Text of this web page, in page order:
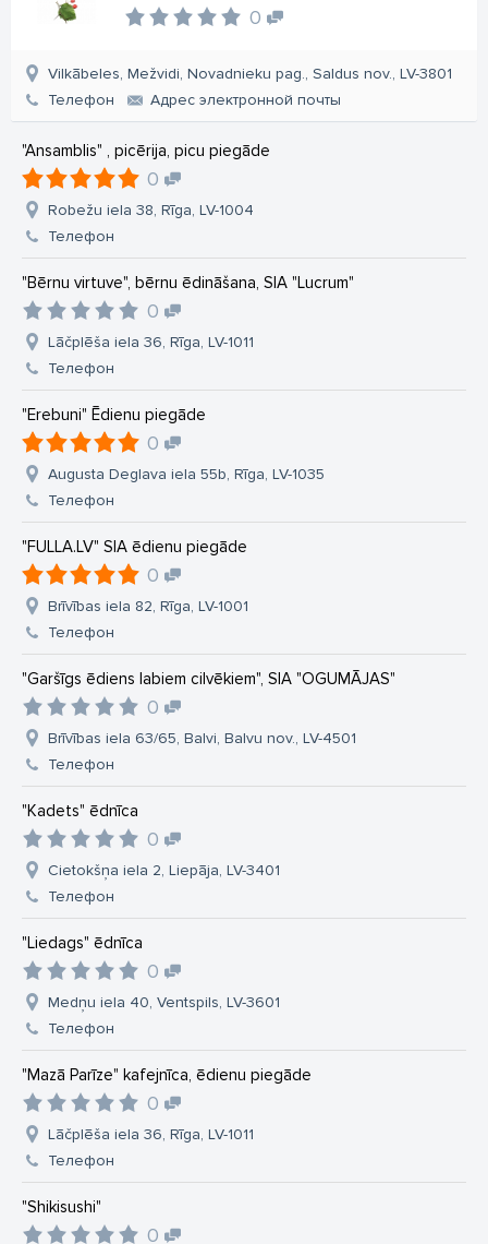
0
Vilkābeles, Mežvidi, Novadnieku pag., Saldus nov., LV-3801
Телефон
Aдрес электронной почты
"Ansamblis" , picērija, picu piegāde
0
Robežu iela 38, Rīga, LV-1004
Телефон
"Bērnu virtuve", bērnu ēdināšana, SIA "Lucrum"
0
Lāčplēša iela 36, Rīga, LV-1011
Телефон
"Erebuni" Ēdienu piegāde
0
Augusta Deglava iela 55b, Rīga, LV-1035
Телефон
"FULLA.LV" SIA ēdienu piegāde
0
Brīvības iela 82, Rīga, LV-1001
Телефон
"Garšīgs ēdiens labiem cilvēkiem", SIA "OGUMĀJAS"
0
Brīvības iela 63/65, Balvi, Balvu nov., LV-4501
Телефон
"Kadets" ēdnīca
0
Cietokšņa iela 2, Liepāja, LV-3401
Телефон
"Liedags" ēdnīca
0
Medņu iela 40, Ventspils, LV-3601
Телефон
"Mazā Parīze" kafejnīca, ēdienu piegāde
0
Lāčplēša iela 36, Rīga, LV-1011
Телефон
"Shikisushi"
0